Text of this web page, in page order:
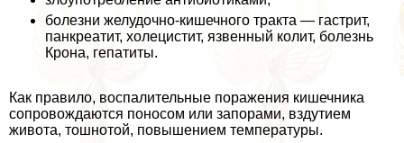
болезни желудочно-кишечного тpaкта — гастрит,
панкреатит, холецистит, язвенный колит, болезнь
Крона, гепатиты.
Как правило, воспалительные поражения кишечника
сопровождаются поносом или запорами, вздутием
живота, тошнотой, повышением температуры.